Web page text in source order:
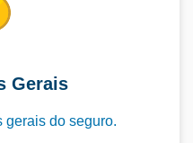
da solicitação
2021
Gerais
gerais do seguro.